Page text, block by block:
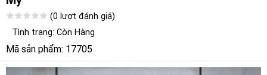
(0 lượt đánh giá)
Tình trạng: Còn Hàng
Mã sản phẩm: 17705